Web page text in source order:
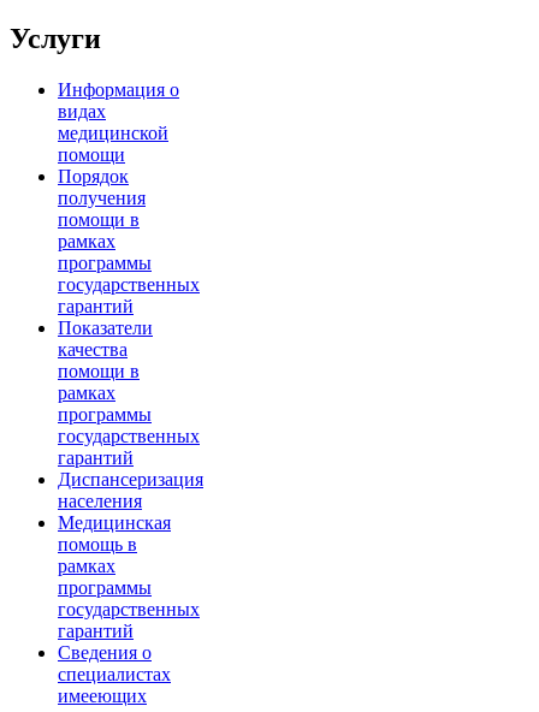
Услуги
Информация о
видах
медицинской
помощи
Порядок
получения
помощи в
рамках
программы
государственных
гарантий
Показатели
качества
помощи в
рамках
программы
государственных
гарантий
Диспансеризация
населения
Медицинская
помощь в
рамках
программы
государственных
гарантий
Сведения о
специалистах
имееющих